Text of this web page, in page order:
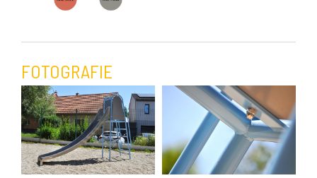
FOTOGRAFIE